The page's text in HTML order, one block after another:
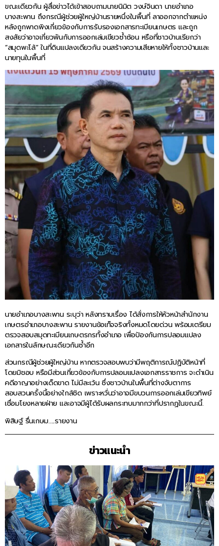
ขณะเดียวกัน ผู้สื่อข่าวได้เข้าสอบถามนายนิมิต วงษ์จินดา นายอำเภอ
บางสะพาน ถึงกรณีผู้ช่วยผู้ใหญ่บ้านรายหนึ่งในพื้นที่ ลาออกจากตำแหน่ง
หลังถูกพาดพิงเกี่ยวข้องกับการรับรองเอกสารทะเบียนเกษตร และถูก
สงสัยว่าอาจเกี่ยวพันกับการออกเล่มเขียวซ้ำซ้อน หรือที่ชาวบ้านเรียกว่า
“สมุดพะโล้” ในที่ดินแปลงเดียวกัน จนสร้างความเสียหายให้ทั้งชาวบ้านและ
นายทุนในพื้นที่
นายอำเภอบางสะพาน ระบุว่า หลังทราบเรื่อง ได้สั่งการให้หัวหน้าสำนักงาน
เกษตรอำเภอบางสะพาน รายงานข้อเท็จจริงทั้งหมดโดยด่วน พร้อมเตรียม
ตรวจสอบสมุดทะเบียนเกษตรกรทั้งอำเภอ เพื่อป้องกันการปลอมแปลง
เอกสารในลักษณะเดียวกันซ้ำอีก
ส่วนกรณีผู้ช่วยผู้ใหญ่บ้าน หากตรวจสอบพบว่ามีพฤติการณ์ปฏิบัติหน้าที่
โดยมิชอบ หรือมีส่วนเกี่ยวข้องกับการปลอมแปลงเอกสารราชการ จะดำเนิน
คดีอาญาอย่างเด็ดขาด ไม่มีละเว้น ซึ่งชาวบ้านในพื้นที่ต่างจับตาการ
สอบสวนครั้งนี้อย่างใกล้ชิด เพราะหวั่นว่าอาจมีขบวนการออกเล่มเขียวทิพย์
เชื่อมโยงหลายฝ่าย และอาจมีผู้ได้รับผลกระทบมากกว่าที่ปรากฏในขณะนี้.
พิสิษฐ์ รื่นเกษม…..รายงาน
ข่าวแนะนำ